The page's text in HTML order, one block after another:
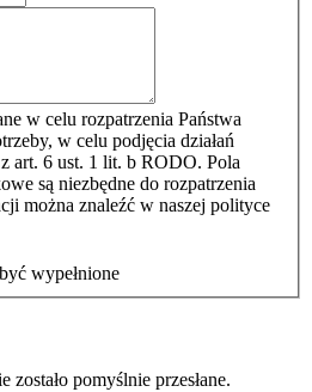
w celu rozpatrzenia Państwa
w celu podjęcia działań
art. 6 ust. 1 lit. b RODO. Pola
są niezbędne do rozpatrzenia
można znaleźć w naszej polityce
wypełnione
pomyślnie przesłane.